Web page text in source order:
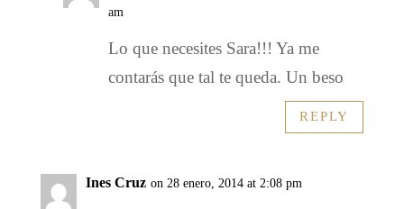
am
Lo que necesites Sara!!! Ya me
contarás que tal te queda. Un beso
REPLY
Ines Cruz on 28 enero, 2014 at 2:08 pm